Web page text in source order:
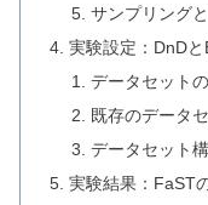
サンプリング
実験設定：DnD
データセット
既存のデータ
データセット
実験結果：FaST